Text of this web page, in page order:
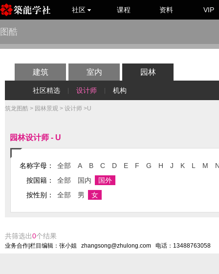
社区 课程 资料 VIP
图酷
建筑 室内 园林
社区精选 设计师 机构
筑龙图酷 > 园林景观 > 设计师 >U
园林设计师 - U
名称字母： 全部 A B C D E F G H J K L M
按国籍：
全部 国内
国外
按性别：
全部 男 女
共筛选出0个结果
业务合作|栏目编辑：张小姐 zhangsong@zhulong.com 电话：13488763058